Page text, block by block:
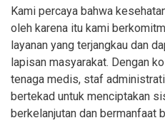
Kami percaya bahwa
oleh karena itu kami
layanan yang terjangkau dan
lapisan masyarakat. Dengan
tenaga medis, staf
bertekad untuk menciptakan
berkelanjutan dan bermanfaat